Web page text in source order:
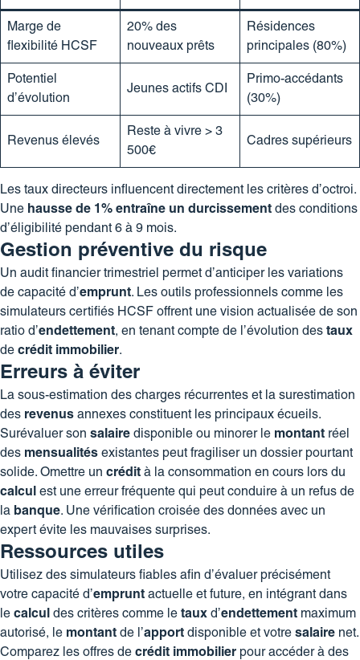
Marge de
flexibilité HCSF
20% des
nouveaux prêts
Résidences
principales (80%)
Potentiel
d’évolution
Jeunes actifs CDI
Primo-accédants
(30%)
Revenus élevés
Reste à vivre > 3
500€
Cadres supérieurs
Les taux directeurs influencent directement les critères d’octroi.
Une hausse de 1% entraîne un durcissement des conditions
d’éligibilité pendant 6 à 9 mois.
Gestion préventive du risque
Un audit financier trimestriel permet d’anticiper les variations
de capacité d’emprunt. Les outils professionnels comme les
simulateurs certifiés HCSF offrent une vision actualisée de son
ratio d’endettement, en tenant compte de l’évolution des taux
de crédit immobilier.
Erreurs à éviter
La sous-estimation des charges récurrentes et la surestimation
des revenus annexes constituent les principaux écueils.
Surévaluer son salaire disponible ou minorer le montant réel
des mensualités existantes peut fragiliser un dossier pourtant
solide. Omettre un crédit à la consommation en cours lors du
calcul est une erreur fréquente qui peut conduire à un refus de
la banque. Une vérification croisée des données avec un
expert évite les mauvaises surprises.
Ressources utiles
Utilisez des simulateurs fiables afin d’évaluer précisément
votre capacité d’emprunt actuelle et future, en intégrant dans
le calcul des critères comme le taux d’endettement maximum
autorisé, le montant de l’apport disponible et votre salaire net.
Comparez les offres de crédit immobilier pour accéder à des